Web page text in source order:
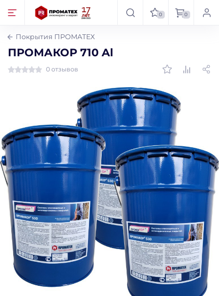
0 0
Покрытия ПРОМАТЕХ
ПРОМАКОР 710 Al
0 отзывов